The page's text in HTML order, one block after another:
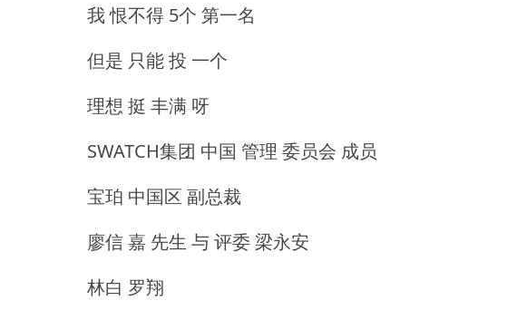
我 恨不得 5个 第一名
但是 只能 投 一个
理想 挺 丰满 呀
SWATCH集团 中国 管理 委员会 成员
宝珀 中国区 副总裁
廖信 嘉 先生 与 评委 梁永安
林白 罗翔